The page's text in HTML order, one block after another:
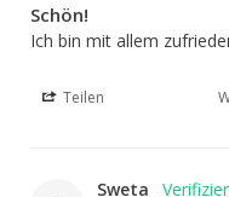
Schön!
Ich bin mit allem
Teilen
Sweta